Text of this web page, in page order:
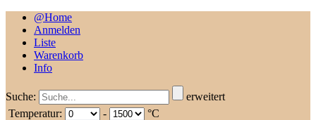
@Home
Anmelden
Liste
Warenkorb
Info
Suche:
erweitert
Temperatur:
-
°C